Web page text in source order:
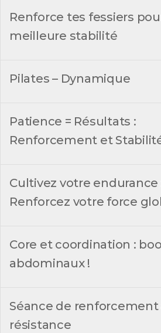
Renforce tes fessiers
meilleure stabilité
Pilates – Dynamique
Patience = Résultats :
Renforcement et
Cultivez votre endurance
Renforcez votre force
Core et coordination :
abdominaux !
Séance de renforcement
résistance